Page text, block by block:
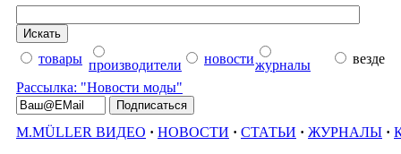
товары производители новостижурналы
везде
Рассылка: "Новости моды"
M.MÜLLER ВИДЕО · НОВОСТИ · СТАТЬИ · ЖУРНАЛЫ ·